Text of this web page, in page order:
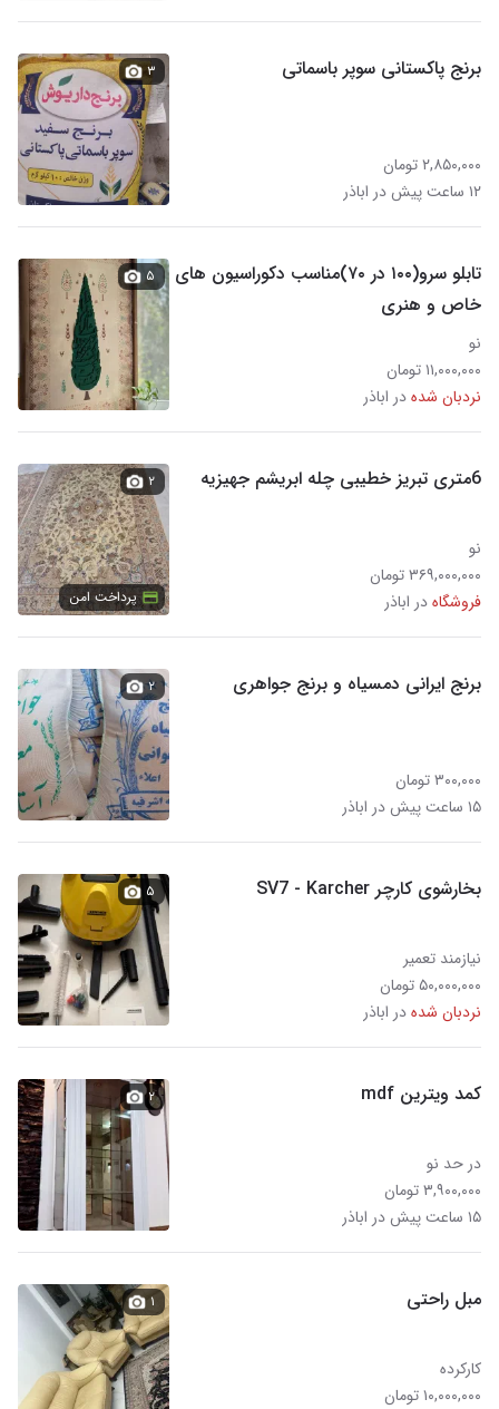
برنج پاکستانی سوپر باسماتی
۲,۸۵۰,۰۰۰ تومان
۱۲ ساعت پیش در اباذر
۳
تابلو سرو(۱۰۰ در ۷۰)مناسب دکوراسیون های
خاص و هنری
نو
۱۱,۰۰۰,۰۰۰ تومان
نردبان شدهدر اباذر
۵
6متری تبریز خطیبی چله ابریشم جهیزیه
نو
۳۶۹,۰۰۰,۰۰۰ تومان
فروشگاهدر اباذر
۲
پرداخت امن
برنج ایرانی دمسیاه و برنج جواهری
۳۰۰,۰۰۰ تومان
۱۵ ساعت پیش در اباذر
۲
بخارشوی کارچر SV7 - Karcher
نیازمند تعمیر
۵۰,۰۰۰,۰۰۰ تومان
نردبان شدهدر اباذر
۵
کمد ویترین mdf
در حد نو
۳,۹۰۰,۰۰۰ تومان
۱۵ ساعت پیش در اباذر
۲
مبل راحتی
کارکرده
۱۰,۰۰۰,۰۰۰ تومان
۱